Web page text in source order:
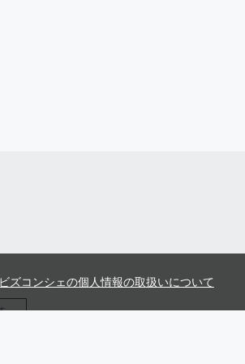
ビズコンシェの個人情報の取扱いについて